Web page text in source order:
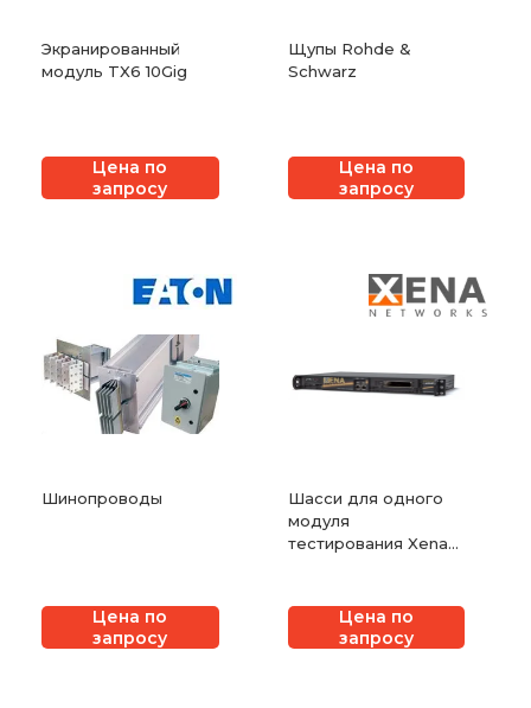
Экранированный
модуль TX6 10Gig
Цена по
запросу
Щупы Rohde &
Schwarz
Цена по
запросу
Шинопроводы
Цена по
запросу
Шасси для одного
модуля
тестирования Xena
Цена по
запросу